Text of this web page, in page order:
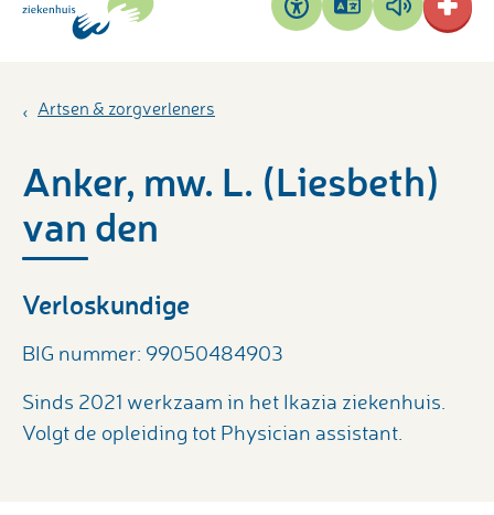
Toegankelijkheid
Pagina
vertalen
Pagina
voorlezen
Artsen & zorgverleners
Anker, mw. L. (Liesbeth)
van den
Verloskundige
BIG nummer: 99050484903
Sinds 2021 werkzaam in het Ikazia ziekenhuis.
Volgt de opleiding tot Physician assistant.